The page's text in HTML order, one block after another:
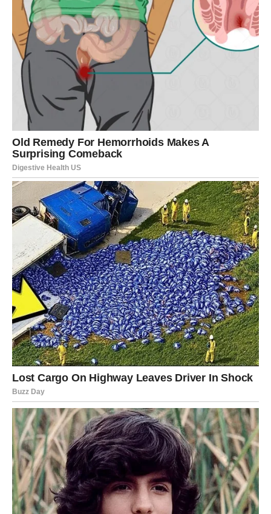
takva istina dolazi iz jednog sela blizu Valjeva. Žena po imenu
Ružica M. provela je život u senci, ali u toj senci rasla je snaga
koju bi malo ko mogao da nosi. Spolja gledano, delovala je kao
obična žena – skromno obučena, sa očima umornim od
nespavanja i dlanovima izranjavalim od rada. Ali iza tog izgleda
krila se lava srca.
U njenoj zajednici, ljudi su je često viđali kako nosi kese sa
pijace, žuri iz prodavnice, ide na posao. Znali su da joj muž
ima problema s alkoholom, da često pravi scene, viđali su
ga kako viče ili spava napolju. I dok su mnogi komentarisali
i osuđivali, niko nije znao šta se dešava iza zatvorenih
vrata – i kakvu cenu je Ružica plaćala svaki dan. Ona je
radila tri posla – čistila škole ujutro, prodavala hleb
popodne, a noću čistila kancelarije. Sve to ne zbog svojih
snova, već da bi njena deca mogla da završe školu, da
imaju šansu da pobegnu iz kruga siromaštva i nasilja. Sve
što je radila, radila je iz čiste ljubavi.